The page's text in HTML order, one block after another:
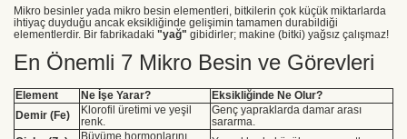
Mikro besinler yada mikro besin elementleri, bitkilerin çok küçük miktarlarda
ihtiyaç duyduğu ancak eksikliğinde gelişimin tamamen durabildiği
elementlerdir. Bir fabrikadaki "yağ" gibidirler; makine (bitki) yağsız çalışmaz!
En Önemli 7 Mikro Besin ve Görevleri
Element Ne İşe Yarar?
Eksikliğinde Ne Olur?
Demir (Fe)
Klorofil üretimi ve yeşil
renk.
Genç yapraklarda damar arası
sararma.
Büyüme hormonlarını